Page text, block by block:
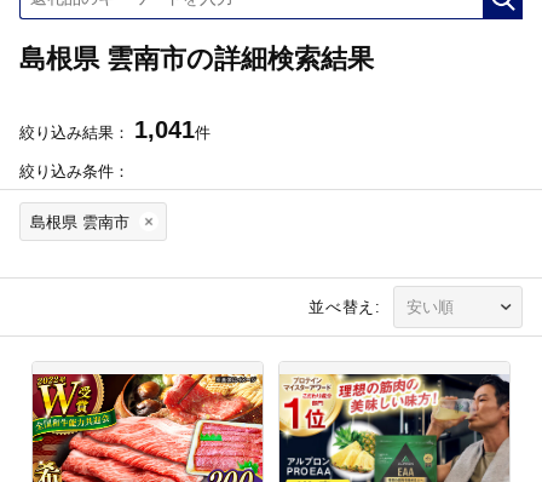
島根県 雲南市の詳細検索結果
絞り込み結果： 1,041件
絞り込み条件：
島根県 雲南市
並べ替え: